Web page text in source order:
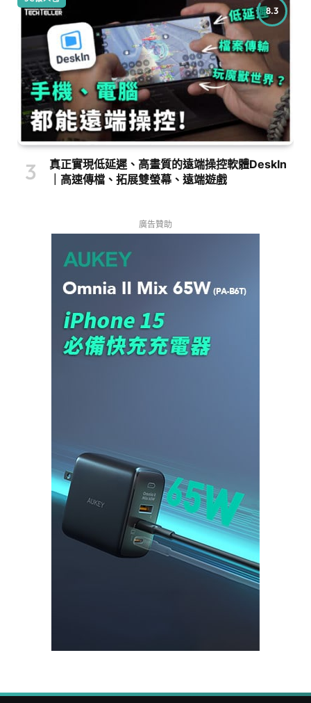
8.3
真正實現低延遲、高畫質的遠端操控軟體DeskIn
｜高速傳檔、拓展雙螢幕、遠端遊戲
廣告贊助